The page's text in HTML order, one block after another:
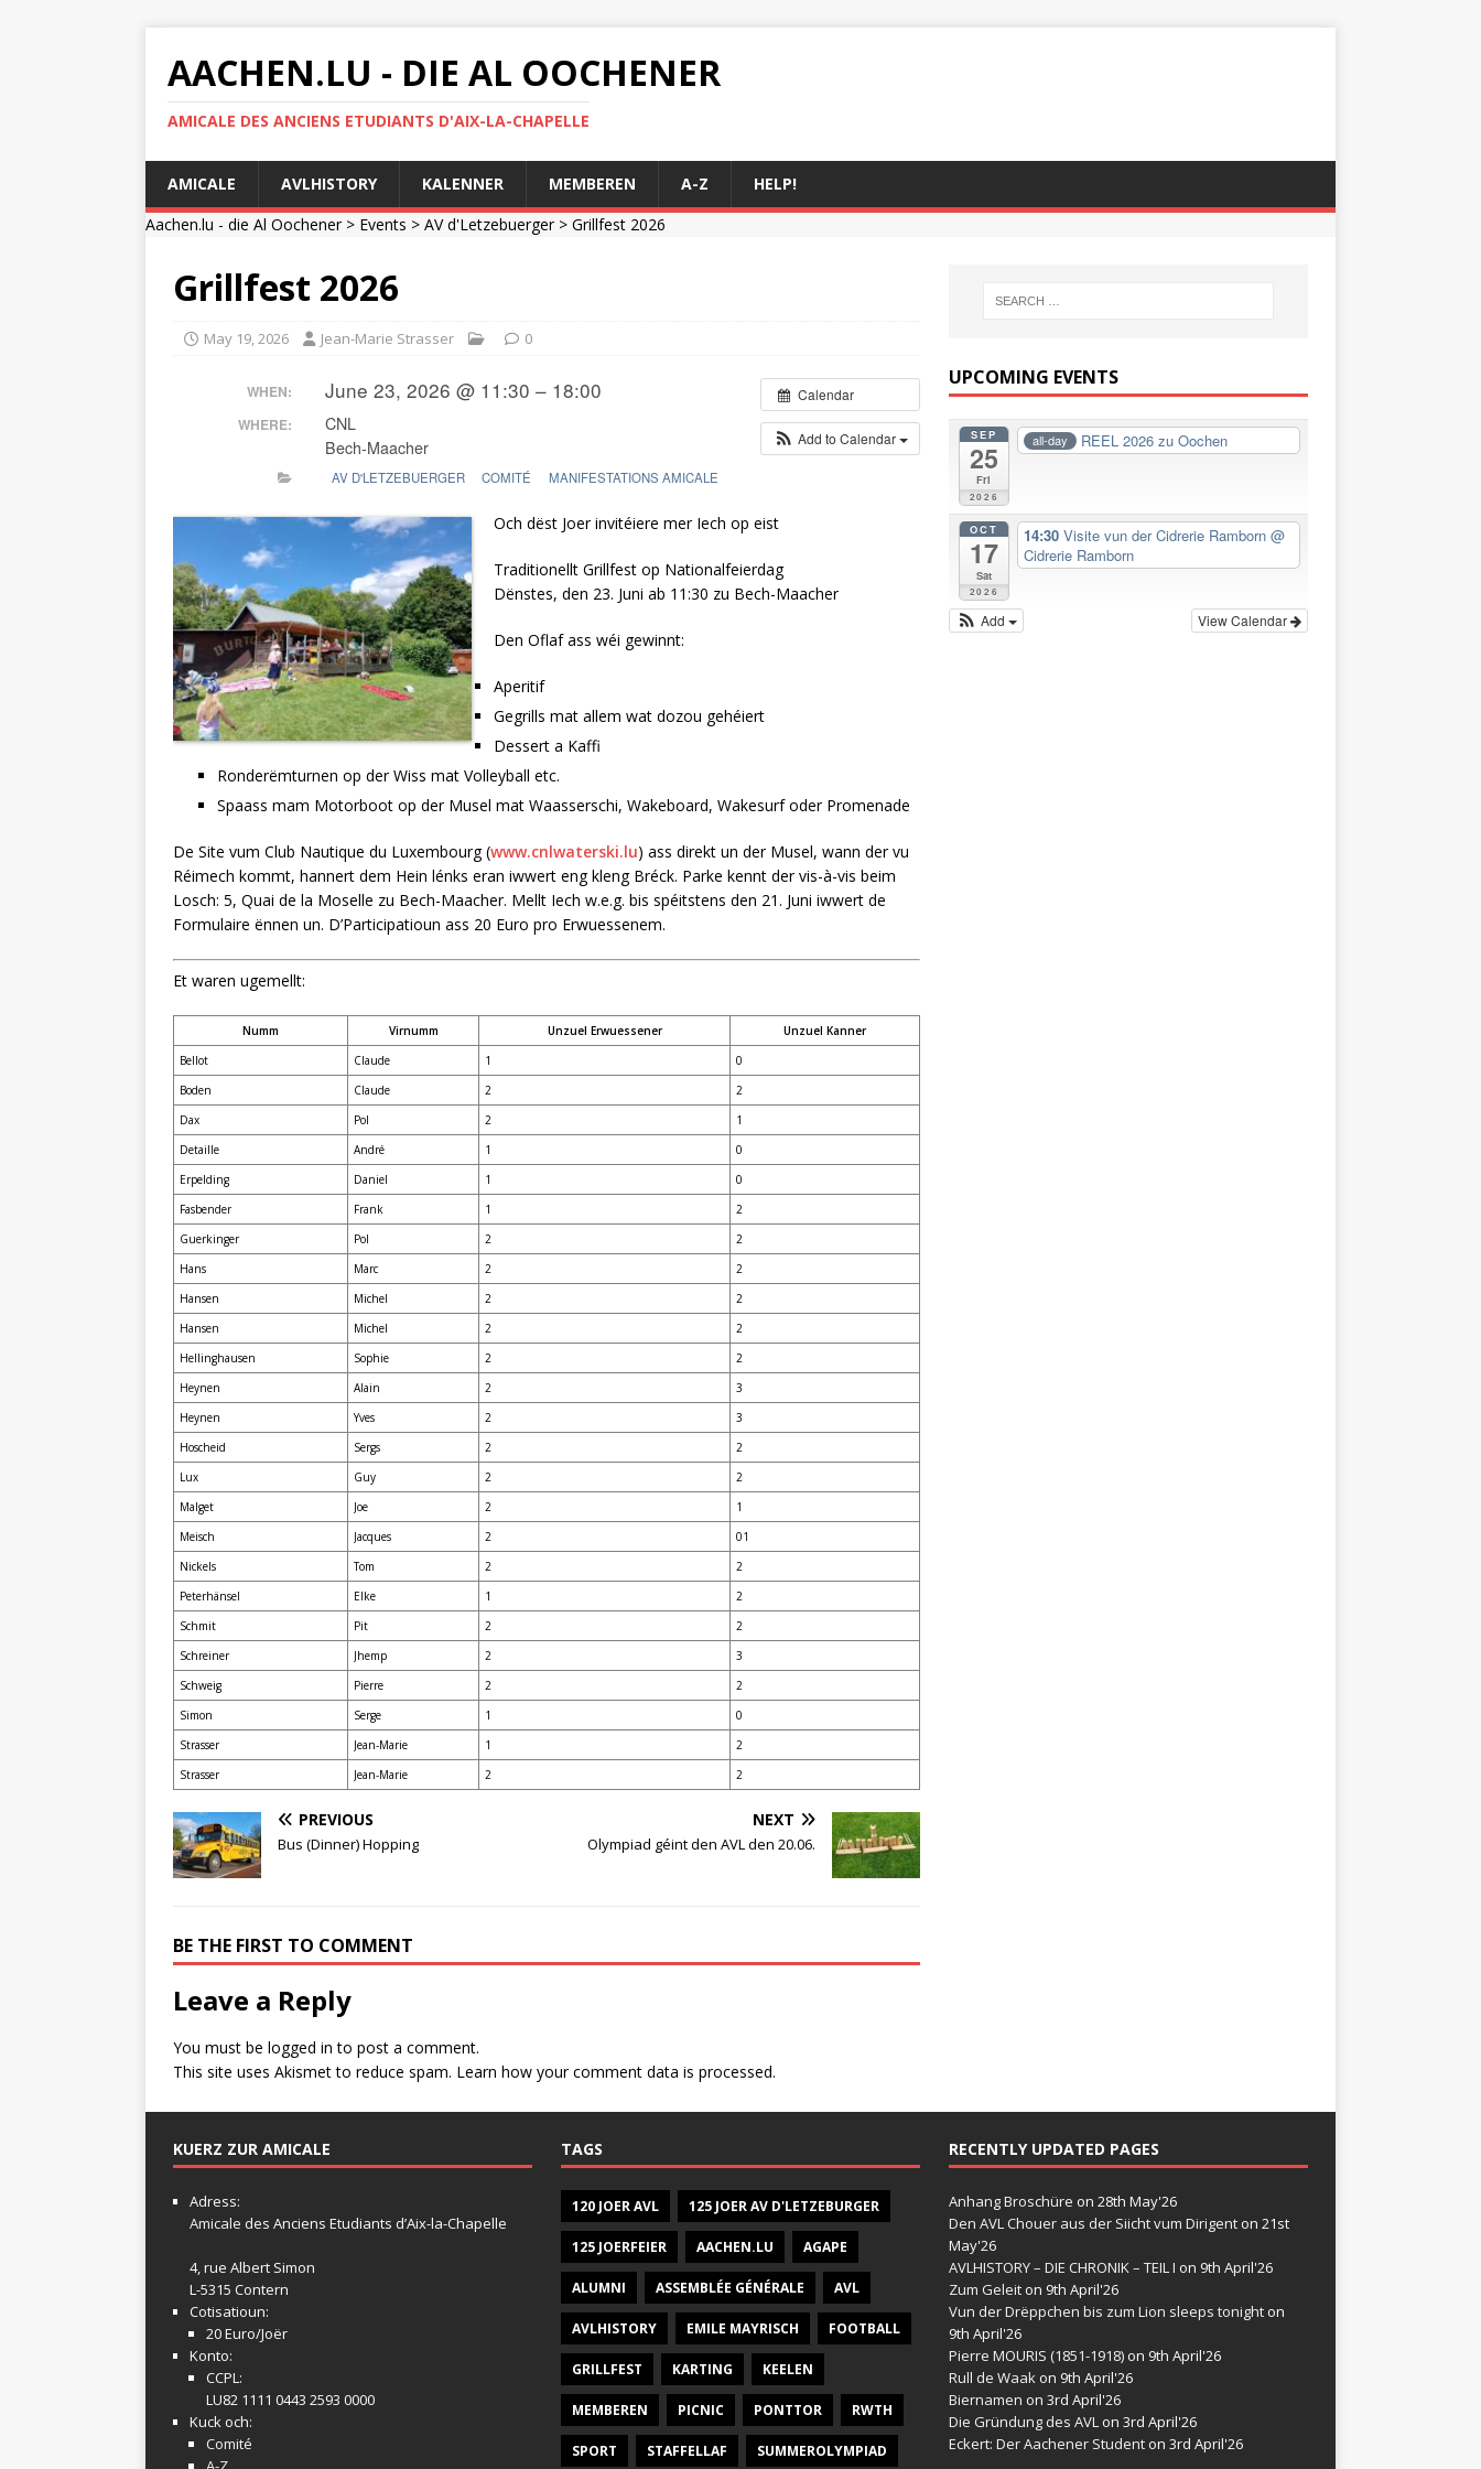
AACHEN.LU - DIE AL OOCHENER
AMICALE DES ANCIENS ETUDIANTS D'AIX-LA-CHAPELLE
AMICALE AVLHISTORY KALENNER MEMBEREN A-Z
HELP!
Aachen.lu - die Al Oochener> Events > AV d'Letzebuerger> Grillfest 2026
Grillfest 2026
May 19, 2026 Jean-Marie Strasser 0
Calendar
Add to Calendar
WHEN: June 23, 2026 @ 11:30 – 18:00
WHERE:
CNL
Bech-Maacher
AV D'LETZEBUERGER COMITÉ MANIFESTATIONS AMICALE
Och dëst Joer invitéiere mer Iech op eist
Traditionellt Grillfest op Nationalfeierdag
Dënstes, den 23. Juni ab 11:30 zu Bech-Maacher
Den Oflaf ass wéi gewinnt:
Aperitif
Gegrills mat allem wat dozou gehéiert
Dessert a Kaffi
Ronderëmturnen op der Wiss mat Volleyball etc.
Spaass mam Motorboot op der Musel mat Waasserschi, Wakeboard, Wakesurf oder Promenade
De Site vum Club Nautique du Luxembourg (www.cnlwaterski.lu) ass direkt un der Musel, wann der vu
Réimech kommt, hannert dem Hein lénks eran iwwert eng kleng Bréck. Parke kennt der vis-à-vis beim
Losch: 5, Quai de la Moselle zu Bech-Maacher. Mellt Iech w.e.g. bis spéitstens den 21. Juni iwwert de
Formulaire ënnen un. D’Participatioun ass 20 Euro pro Erwuessenem.
Et waren ugemellt:
Numm Virnumm Unzuel Erwuessener
Unzuel Kanner
Bellot
Claude 1
0
Boden
Claude 2
2
Dax
Pol 2
1
Detaille
André 1
0
Erpelding
Daniel 1
0
Fasbender
Frank 1
2
Guerkinger
Pol 2
2
Hans
Marc 2
2
Hansen
Michel 2
2
Hansen
Michel 2
2
Hellinghausen
Sophie 2
2
Heynen
Alain 2
3
Heynen
Yves 2
3
Hoscheid
Sergs 2
2
Lux
Guy 2
2
Malget
Joe 2
1
Meisch
Jacques 2
01
Nickels
Tom 2
2
Peterhänsel
Elke 1
2
Schmit
Pit 2
2
Schreiner
Jhemp 2
3
Schweig
Pierre 2
2
Simon
Serge 1
0
Strasser
Jean-Marie 1
2
Strasser
Jean-Marie 2 2
PREVIOUS
Bus (Dinner) Hopping
NEXT
Olympiad géint den AVL den 20.06.
BE THE FIRST TO COMMENT
Leave a Reply
You must be logged in to post a comment.
This site uses Akismet to reduce spam. Learn how your comment data is processed.
UPCOMING EVENTS
SEP
25
Fri
2026
all-day REEL 2026 zu Oochen
OCT
17
Sat
2026
14:30Visite vun der Cidrerie Ramborn@
Cidrerie Ramborn
View Calendar
Add
KUERZ ZUR AMICALE
Adress:
Amicale des Anciens Etudiants d’Aix-la-Chapelle
4, rue Albert Simon
L-5315 Contern
Cotisatioun:
20 Euro/Joër
Konto:
CCPL:
LU82 1111 0443 2593 0000
Kuck och:
Comité
TAGS
120 JOER AVL 125 JOER AV D'LETZEBURGER
125 JOERFEIER AACHEN.LU AGAPE
ALUMNI ASSEMBLÉE GÉNÉRALE AVL
AVLHISTORY EMILE MAYRISCH FOOTBALL
GRILLFEST KARTING KEELEN
MEMBEREN PICNIC PONTTOR RWTH
SPORT STAFFELLAF SUMMEROLYMPIAD
RECENTLY UPDATED PAGES
Anhang Broschüre on 28th May'26
Den AVL Chouer aus der Siicht vum Dirigenton 21st
May'26
AVLHISTORY – DIE CHRONIK – TEIL I on 9th April'26
Zum Geleiton 9th April'26
Vun der Drëppchen bis zum Lion sleeps tonighton
9th April'26
Pierre MOURIS (1851-1918)on 9th April'26
Rull de Waakon 9th April'26
Biernamen on 3rd April'26
Die Gründung des AVLon 3rd April'26
Eckert: Der Aachener Studenton 3rd April'26